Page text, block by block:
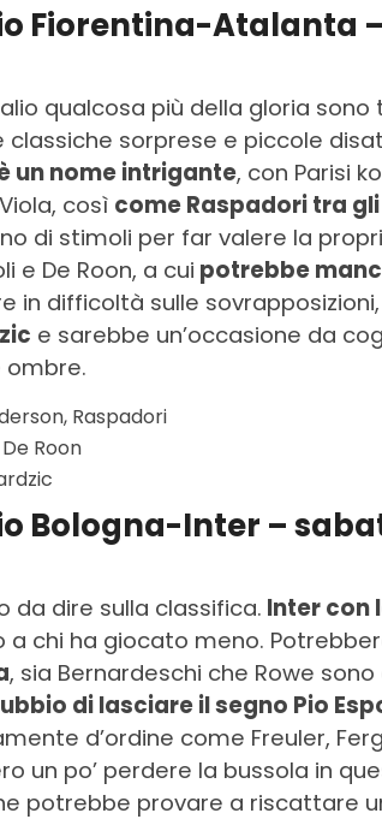
Fiorentina-Atalanta
qualcosa più della gloria
sorprese e piccole
un nome intrigante, con Parisi
così come Raspadori tra
di stimoli per far valere la
e De Roon, a cui potrebbe
in difficoltà sulle
e sarebbe un’occasione da
ombre.
Raspadori
Roon
Bologna-Inter –
da dire sulla classifica. Inter con
chi ha giocato meno.
, sia Bernardeschi che Rowe
di lasciare il segno Pio
d’ordine come Freuler,
un po’ perdere la bussola in
potrebbe provare a riscattare